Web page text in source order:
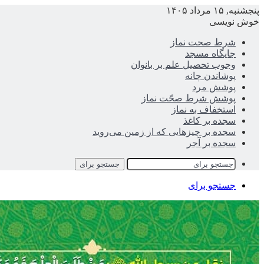
پنجشنبه, ۱۵ مرداد ۱۴۰۵
خوش نویسی
شرط صحت نماز
جایگاه مسجد
وجوب تحصیل علم بر بانوان
پوشاندن چانه
پوشش مرد
پوشش شرط صحّت نماز
استخفاف به نماز
سجده بر کاغذ
سجده بر چیزهایی که از زمین می‌روید
سجده بر آجر
جستجو برای
جستجو برای